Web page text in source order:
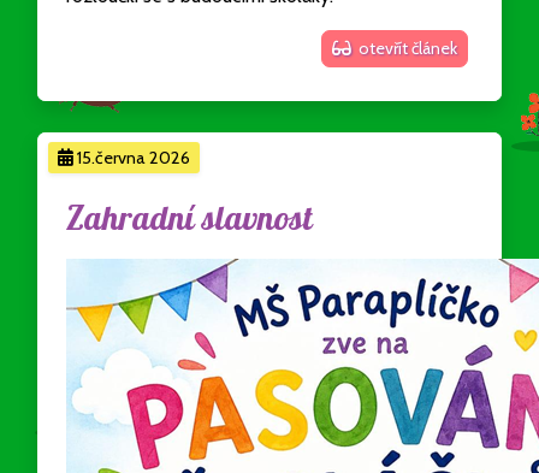
otevřít článek
15.června 2026
Zahradní slavnost